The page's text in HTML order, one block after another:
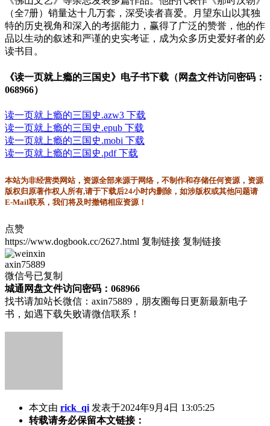
（全7册）销量达十几万套，深受读者喜爱。月望东山以其独
特的历史视角和深入的考据能力，赢得了广泛的赞誉，他的作
品以生动的叙述和严谨的史实考证，成为众多历史爱好者的必
读书目。
《读一页就上瘾的三国史》电子书下载（网盘文件访问密码：
068966）
读一页就上瘾的三国史.azw3 下载
读一页就上瘾的三国史.epub 下载
读一页就上瘾的三国史.mobi 下载
读一页就上瘾的三国史.pdf 下载
本站为非经营类网站，资源全部来源于网络，不制作和存储任何资源，资源
版权归原著作权人所有,请于下载后24小时内删除，如涉版权或其他问题请
E-Mail联系，我们将及时撤销相应资源！
点赞
https://www.dogbook.cc/2627.html 复制链接 复制链接
axin75889
微信号已复制
城通网盘文件访问密码：068966
找书请加站长微信：axin75889，朋友圈每日更新最新电子
书，如遇下载失败请微信联系！
本文由 rick_qi 发表于2024年9月4日 13:05:25
转载请务必保留本文链接：